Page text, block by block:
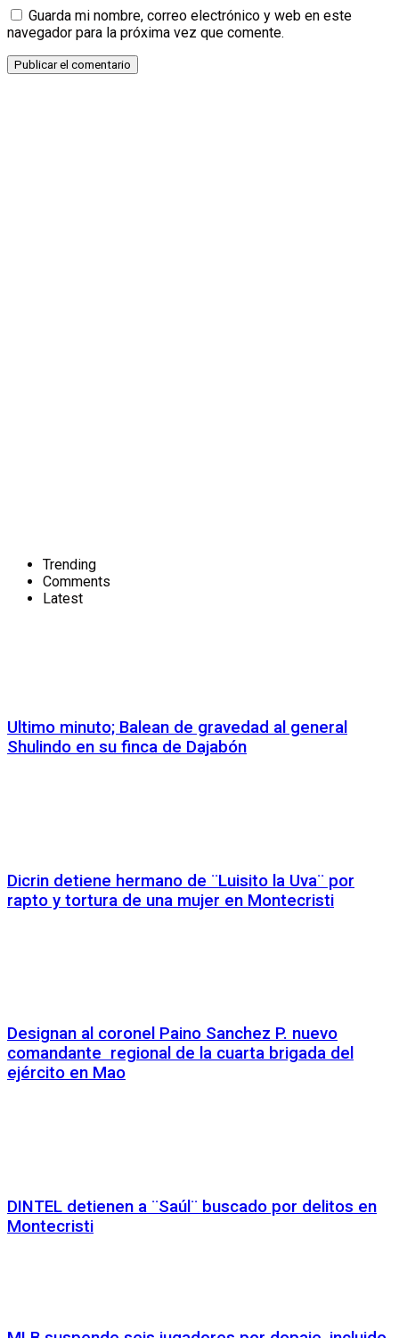
Guarda mi nombre, correo electrónico y web en este
navegador para la próxima vez que comente.
Trending
Comments
Latest
Ultimo minuto; Balean de gravedad al general
Shulindo en su finca de Dajabón
Dicrin detiene hermano de ¨Luisito la Uva¨ por
rapto y tortura de una mujer en Montecristi
Designan al coronel Paino Sanchez P. nuevo
comandante regional de la cuarta brigada del
ejército en Mao
DINTEL detienen a ¨Saúl¨ buscado por delitos en
Montecristi